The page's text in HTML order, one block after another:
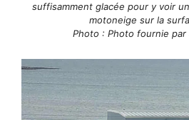
suffisamment glacée pour y voir
motoneige sur la
Photo : Photo fournie par